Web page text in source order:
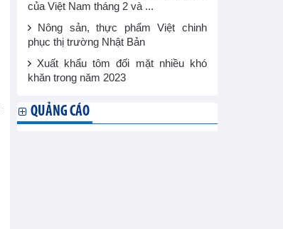
của Việt Nam tháng 2 và ...
Nông sản, thực phẩm Việt chinh
phục thị trường Nhật Bản
Xuất khẩu tôm đối mặt nhiều khó
khăn trong năm 2023
QUẢNG CÁO